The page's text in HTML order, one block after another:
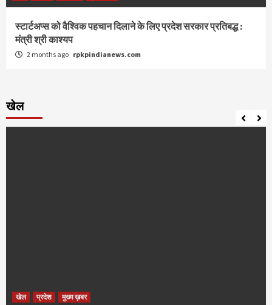
स्टार्टअप्स को वैश्विक पहचान दिलाने के लिए प्रदेश सरकार प्रतिबद्ध :
मंत्री श्री काश्यप
2 months ago rpkpindianews.com
खेल
खेल प्रदेश मुख्य ख़बर